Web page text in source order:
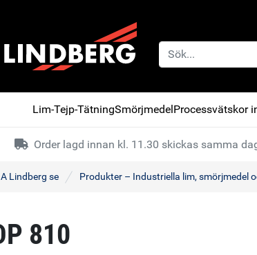
Lim-Tejp-TätningSmörjmedelProcessvätskor
Order lagd innan kl. 11.30 skickas samma
Lindberg se Produkter – Industriella lim, smörjmedel
810